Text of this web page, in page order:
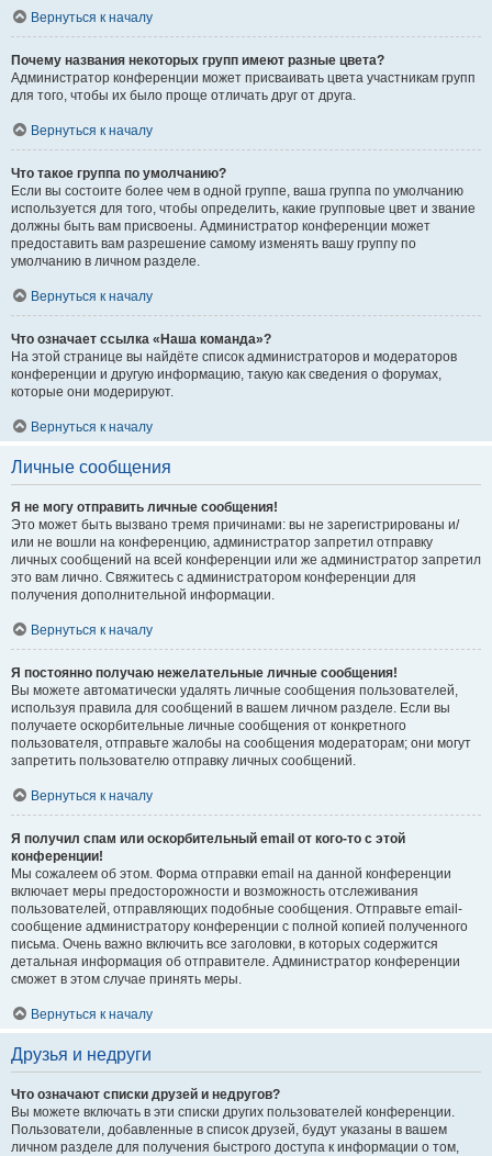
Вернуться к началу
Почему названия некоторых групп имеют разные цвета?
Администратор конференции может присваивать цвета участникам групп
для того, чтобы их было проще отличать друг от друга.
Вернуться к началу
Что такое группа по умолчанию?
Если вы состоите более чем в одной группе, ваша группа по умолчанию
используется для того, чтобы определить, какие групповые цвет и звание
должны быть вам присвоены. Администратор конференции может
предоставить вам разрешение самому изменять вашу группу по
умолчанию в личном разделе.
Вернуться к началу
Что означает ссылка «Наша команда»?
На этой странице вы найдёте список администраторов и модераторов
конференции и другую информацию, такую как сведения о форумах,
которые они модерируют.
Вернуться к началу
Личные сообщения
Я не могу отправить личные сообщения!
Это может быть вызвано тремя причинами: вы не зарегистрированы и/
или не вошли на конференцию, администратор запретил отправку
личных сообщений на всей конференции или же администратор запретил
это вам лично. Свяжитесь с администратором конференции для
получения дополнительной информации.
Вернуться к началу
Я постоянно получаю нежелательные личные сообщения!
Вы можете автоматически удалять личные сообщения пользователей,
используя правила для сообщений в вашем личном разделе. Если вы
получаете оскорбительные личные сообщения от конкретного
пользователя, отправьте жалобы на сообщения модераторам; они могут
запретить пользователю отправку личных сообщений.
Вернуться к началу
Я получил спам или оскорбительный email от кого-то с этой
конференции!
Мы сожалеем об этом. Форма отправки email на данной конференции
включает меры предосторожности и возможность отслеживания
пользователей, отправляющих подобные сообщения. Отправьте email-
сообщение администратору конференции с полной копией полученного
письма. Очень важно включить все заголовки, в которых содержится
детальная информация об отправителе. Администратор конференции
сможет в этом случае принять меры.
Вернуться к началу
Друзья и недруги
Что означают списки друзей и недругов?
Вы можете включать в эти списки других пользователей конференции.
Пользователи, добавленные в список друзей, будут указаны в вашем
личном разделе для получения быстрого доступа к информации о том,